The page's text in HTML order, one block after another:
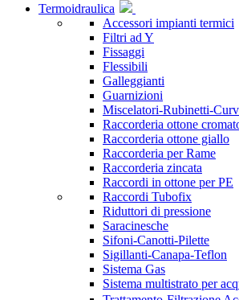
Termoidraulica
Accessori impianti termici
Filtri ad Y
Fissaggi
Flessibili
Galleggianti
Guarnizioni
Miscelatori-Rubinetti-
Raccorderia ottone
Raccorderia ottone giallo
Raccorderia per Rame
Raccorderia zincata
Raccordi in ottone per PE
Raccordi Tubofix
Riduttori di pressione
Saracinesche
Sifoni-Canotti-Pilette
Sigillanti-Canapa-Teflon
Sistema Gas
Sistema multistrato per